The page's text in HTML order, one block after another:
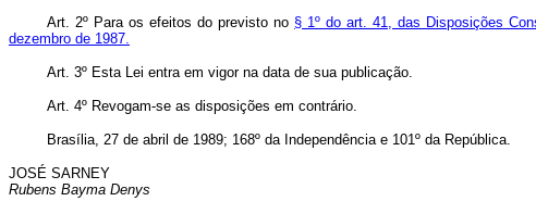
Art.2º Para os efeitos do previsto no § 1º do art. 41, das Disposições
dezembro de 1987.
Art. 3º Esta Lei entra em vigor na data de sua publicação.
Art. 4º Revogam-se as disposições em contrário.
Brasília, 27 de abril de 1989; 168º da Independência e 101º da República.
JOSÉ SARNEY
Rubens Bayma Denys